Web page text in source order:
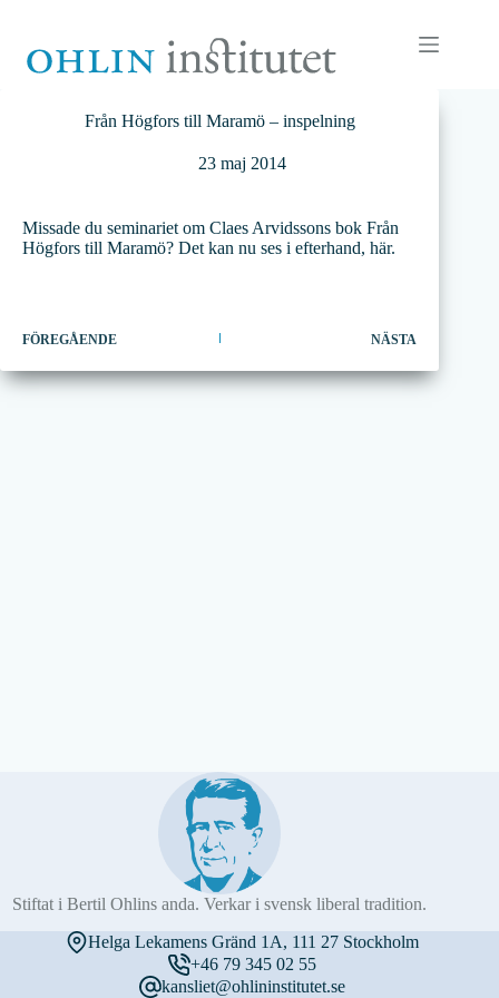
innehåll
Från Högfors till Maramö – inspelning
23 maj 2014
Missade du seminariet om Claes Arvidssons bok Från
Högfors till Maramö? Det kan nu ses i efterhand, här.
FÖREGÅENDE NÄSTA
Stiftat i Bertil Ohlins anda. Verkar i svensk liberal tradition.
Helga Lekamens Gränd 1A, 111 27 Stockholm
+46 79 345 02 55
kansliet@ohlininstitutet.se